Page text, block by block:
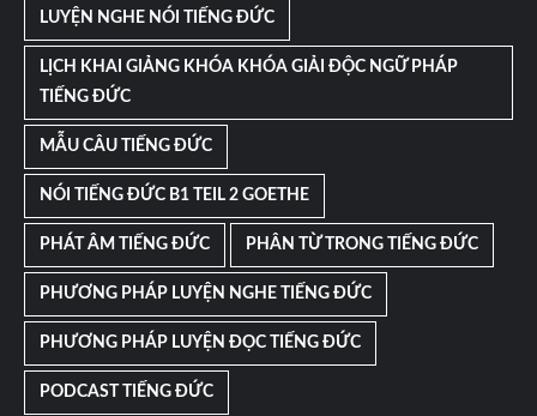
LUYỆN NGHE NÓI TIẾNG ĐỨC
LỊCH KHAI GIẢNG KHÓA KHÓA GIẢI ĐỘC NGỮ PHÁP
TIẾNG ĐỨC
MẪU CÂU TIẾNG ĐỨC
NÓI TIẾNG ĐỨC B1 TEIL 2 GOETHE
PHÁT ÂM TIẾNG ĐỨC PHÂN TỪ TRONG TIẾNG ĐỨC
PHƯƠNG PHÁP LUYỆN NGHE TIẾNG ĐỨC
PHƯƠNG PHÁP LUYỆN ĐỌC TIẾNG ĐỨC
PODCAST TIẾNG ĐỨC